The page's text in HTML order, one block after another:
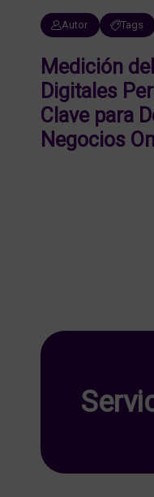
Autor Tags
Medición
Digitales
Clave para
Negocios